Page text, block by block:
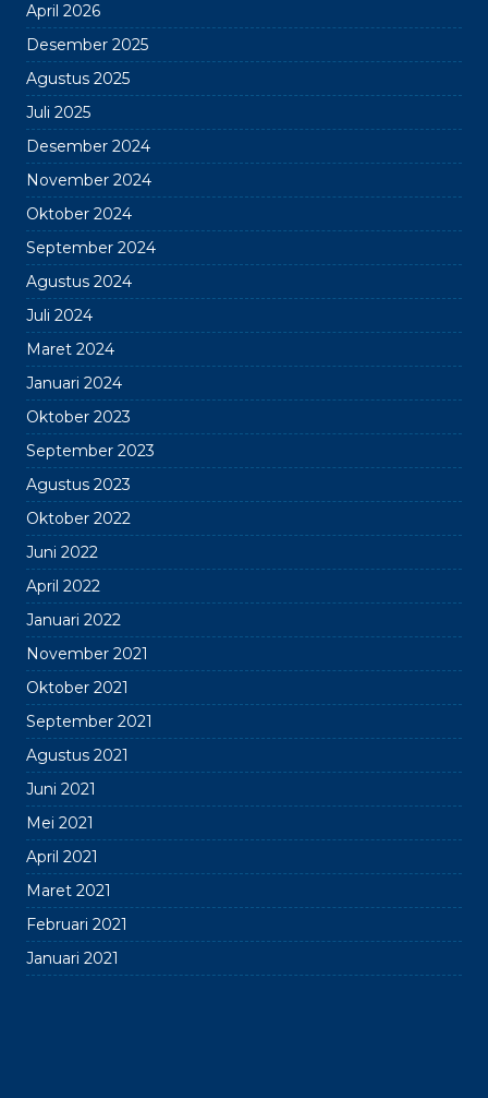
April 2026
Desember 2025
Agustus 2025
Juli 2025
Desember 2024
November 2024
Oktober 2024
September 2024
Agustus 2024
Juli 2024
Maret 2024
Januari 2024
Oktober 2023
September 2023
Agustus 2023
Oktober 2022
Juni 2022
April 2022
Januari 2022
November 2021
Oktober 2021
September 2021
Agustus 2021
Juni 2021
Mei 2021
April 2021
Maret 2021
Februari 2021
Januari 2021